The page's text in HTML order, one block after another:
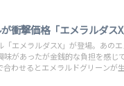
衝撃価格「エメラルダス
エメラルダスX」が登場。あの
があったが金銭的な負担を感じ
わせるとエメラルドグリーンが